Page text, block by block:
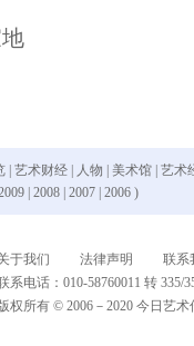
艺术财经 人物 美术馆 艺术
2008 2007 2006 )
于我们 法律声明
联系
系电话：010-58760011 转
版权所有 © 2006－2020 今日艺